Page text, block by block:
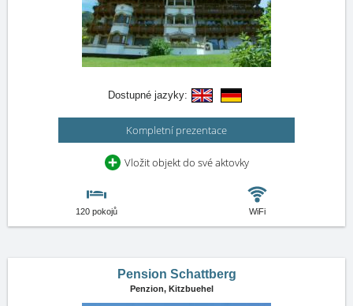
Dostupné jazyky:
Kompletní prezentace
Vložit objekt do své aktovky
120 pokojů WiFi
Pension Schattberg
Penzion, Kitzbuehel